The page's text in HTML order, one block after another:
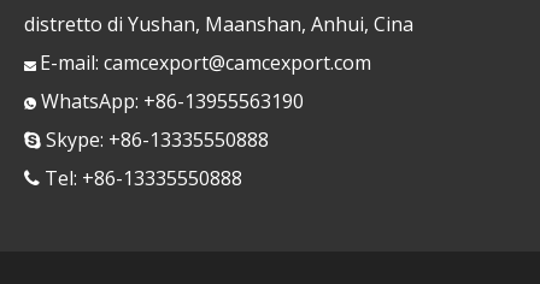
distretto di Yushan, Maanshan, Anhui, Cina
 E-mail: camcexport@camcexport.com
 WhatsApp: +86-13955563190
 Skype: +86-13335550888
 Tel: +86-13335550888